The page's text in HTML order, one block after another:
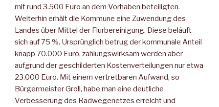
mit rund 3.500 Euro an dem Vorhaben beteiligten.
Weiterhin erhält die Kommune eine Zuwendung des
Landes über Mittel der Flurbereinigung. Diese beläuft
sich auf 75 %. Ursprünglich betrug der kommunale Anteil
knapp 70.000 Euro, zahlungswirksam werden aber
aufgrund der geschilderten Kostenverteilungen nur etwa
23.000 Euro. Mit einem vertretbaren Aufwand, so
Bürgermeister Groll, habe man eine deutliche
Verbesserung des Radwegenetzes erreicht und